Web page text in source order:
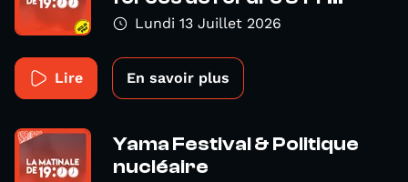
Lundi 13 Juillet 2026
Lire En savoir plus
Yama Festival & Politique
nucléaire